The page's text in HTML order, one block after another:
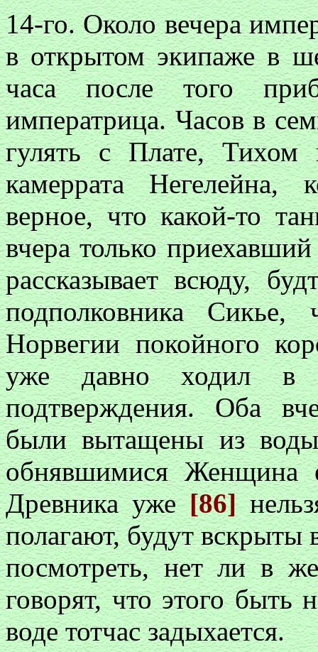
14-го. Около вечера
в открытом экипаже в
часа после того
императрица. Часов в
гулять с Плате,
камеррата Негелейна,
верное, что какой-то
вчера только
рассказывает всюду,
подполковника
Норвегии покойного
уже давно ходил в
подтверждения. Оба
были вытащены из
обнявшимися Женщина
Древника уже[86]
полагают, будут вскрыты
посмотреть, нет ли в
говорят, что этого быть
воде тотчас задыхается.